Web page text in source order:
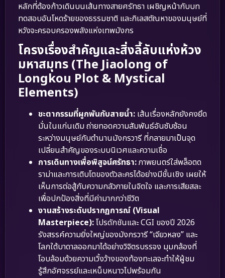
หลักที่ต้องก้าวเดินบนเส้นทางสายศรัทธา เผชิญหน้ากับบท
ทดสอบอันโหดร้ายของธรรมชาติ และกิเลสตัณหาของมนุษย์ที่
หวังจะครอบครองพลังแห่งเทพมังกร
โครงเรื่องสำคัญและสิ่งลี้ลับแห่งห้วง
มหาสมุทร (The Jiaolong of
Longkou Plot & Mystical
Elements)
ชะตากรรมที่ผูกพันกับสายน้ำ: เส้นเรื่องหลักยังคงยึด
มั่นในแก่นเดิม ถ่ายทอดความสัมพันธ์อันซับซ้อน
ระหว่างมนุษย์กับตำนานมังกรวารี ที่กลายมาเป็นจุด
เปลี่ยนสำคัญของระบบนิเวศและความเชื่อ
การเดินทางเพื่อพิสูจน์ศรัทธา:ภาพยนตร์ใส่พล็อตด
ราม่าและการเติบโตของตัวละครได้อย่างมีชั้นเชิง เผยให้
เห็นการต่อสู้กับความกลัวภายในจิตใจ และการเสียสละ
เพื่อปกป้องสิ่งที่มีค่ามากกว่าชีวิต
งานสร้างระดับปรากฏการณ์ (Visual
Masterpiece):โปรดักชันและ CGI ของปี 2026
รังสรรค์ความยิ่งใหญ่ของมังกรวารี “เจียวหลง” และ
โลกใต้บาดาลออกมาได้อย่างวิจิตรบรรจง มุมกล้องที่
โอบล้อมด้วยความเวิ้งว้างของท้องทะเลจะทำให้ผู้ชม
รู้สึกอัศจรรย์และเหน็บหนาวไปพร้อมกัน